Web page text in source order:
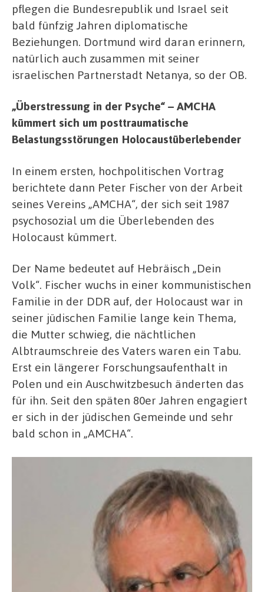
pflegen die Bundesrepublik und Israel seit
bald fünfzig Jahren diplomatische
Beziehungen. Dortmund wird daran erinnern,
natürlich auch zusammen mit seiner
israelischen Partnerstadt Netanya, so der OB.
„Überstressung in der Psyche“ – AMCHA
kümmert sich um posttraumatische
Belastungsstörungen Holocaustüberlebender
In einem ersten, hochpolitischen Vortrag
berichtete dann Peter Fischer von der Arbeit
seines Vereins „AMCHA“, der sich seit 1987
psychosozial um die Überlebenden des
Holocaust kümmert.
Der Name bedeutet auf Hebräisch „Dein
Volk“. Fischer wuchs in einer kommunistischen
Familie in der DDR auf, der Holocaust war in
seiner jüdischen Familie lange kein Thema,
die Mutter schwieg, die nächtlichen
Albtraumschreie des Vaters waren ein Tabu.
Erst ein längerer Forschungsaufenthalt in
Polen und ein Auschwitzbesuch änderten das
für ihn. Seit den späten 80er Jahren engagiert
er sich in der jüdischen Gemeinde und sehr
bald schon in „AMCHA“.